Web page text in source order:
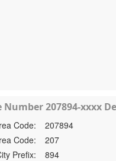
207894-xxxx
Code:
207894
Code:
207
Prefix:
894